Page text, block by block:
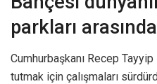
parkları
Cumhurbaşkanı Recep
tutmak için çalışmaları